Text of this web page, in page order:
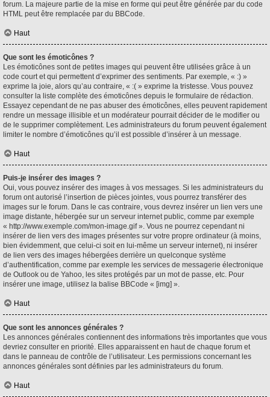
forum. La majeure partie de la mise en forme qui peut être générée par du code
HTML peut être remplacée par du BBCode.
Haut
Que sont les émoticônes ?
Les émoticônes sont de petites images qui peuvent être utilisées grâce à un
code court et qui permettent d’exprimer des sentiments. Par exemple, « :) »
exprime la joie, alors qu’au contraire, « :( » exprime la tristesse. Vous pouvez
consulter la liste complète des émoticônes depuis le formulaire de rédaction.
Essayez cependant de ne pas abuser des émoticônes, elles peuvent rapidement
rendre un message illisible et un modérateur pourrait décider de le modifier ou
de le supprimer complètement. Les administrateurs du forum peuvent également
limiter le nombre d’émoticônes qu’il est possible d’insérer à un message.
Haut
Puis-je insérer des images ?
Oui, vous pouvez insérer des images à vos messages. Si les administrateurs du
forum ont autorisé l’insertion de pièces jointes, vous pourrez transférer des
images sur le forum. Dans le cas contraire, vous devrez insérer un lien vers une
image distante, hébergée sur un serveur internet public, comme par exemple
« http://www.exemple.com/mon-image.gif ». Vous ne pourrez cependant ni
insérer de lien vers des images présentes sur votre propre ordinateur (à moins,
bien évidemment, que celui-ci soit en lui-même un serveur internet), ni insérer
de lien vers des images hébergées derrière un quelconque système
d’authentification, comme par exemple les services de messagerie électronique
de Outlook ou de Yahoo, les sites protégés par un mot de passe, etc. Pour
insérer une image, utilisez la balise BBCode « [img] ».
Haut
Que sont les annonces générales ?
Les annonces générales contiennent des informations très importantes que vous
devriez consulter en priorité. Elles apparaissent en haut de chaque forum et
dans le panneau de contrôle de l’utilisateur. Les permissions concernant les
annonces générales sont définies par les administrateurs du forum.
Haut